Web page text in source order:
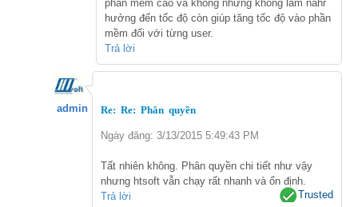
phần mềm cao và không những không làm nahr
hưởng đến tốc độ còn giúp tăng tốc độ vào phần
mềm đối với từng user.
Trả lời
admin Re: Re: Phân quyền
Ngày đăng: 3/13/2015 5:49:43 PM
Tất nhiên không. Phân quyền chi tiết như vậy
nhưng htsoft vẫn chạy rất nhanh và ổn định.
Trả lời
Trusted